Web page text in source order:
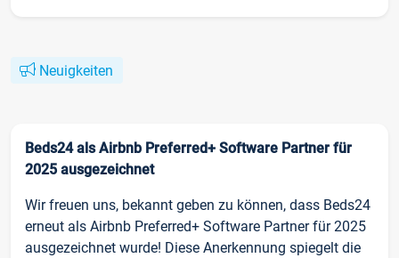
Neuigkeiten
Beds24 als Airbnb Preferred+ Software Partner für
2025 ausgezeichnet
Wir freuen uns, bekannt geben zu können, dass Beds24
erneut als Airbnb Preferred+ Software Partner für 2025
ausgezeichnet wurde! Diese Anerkennung spiegelt die